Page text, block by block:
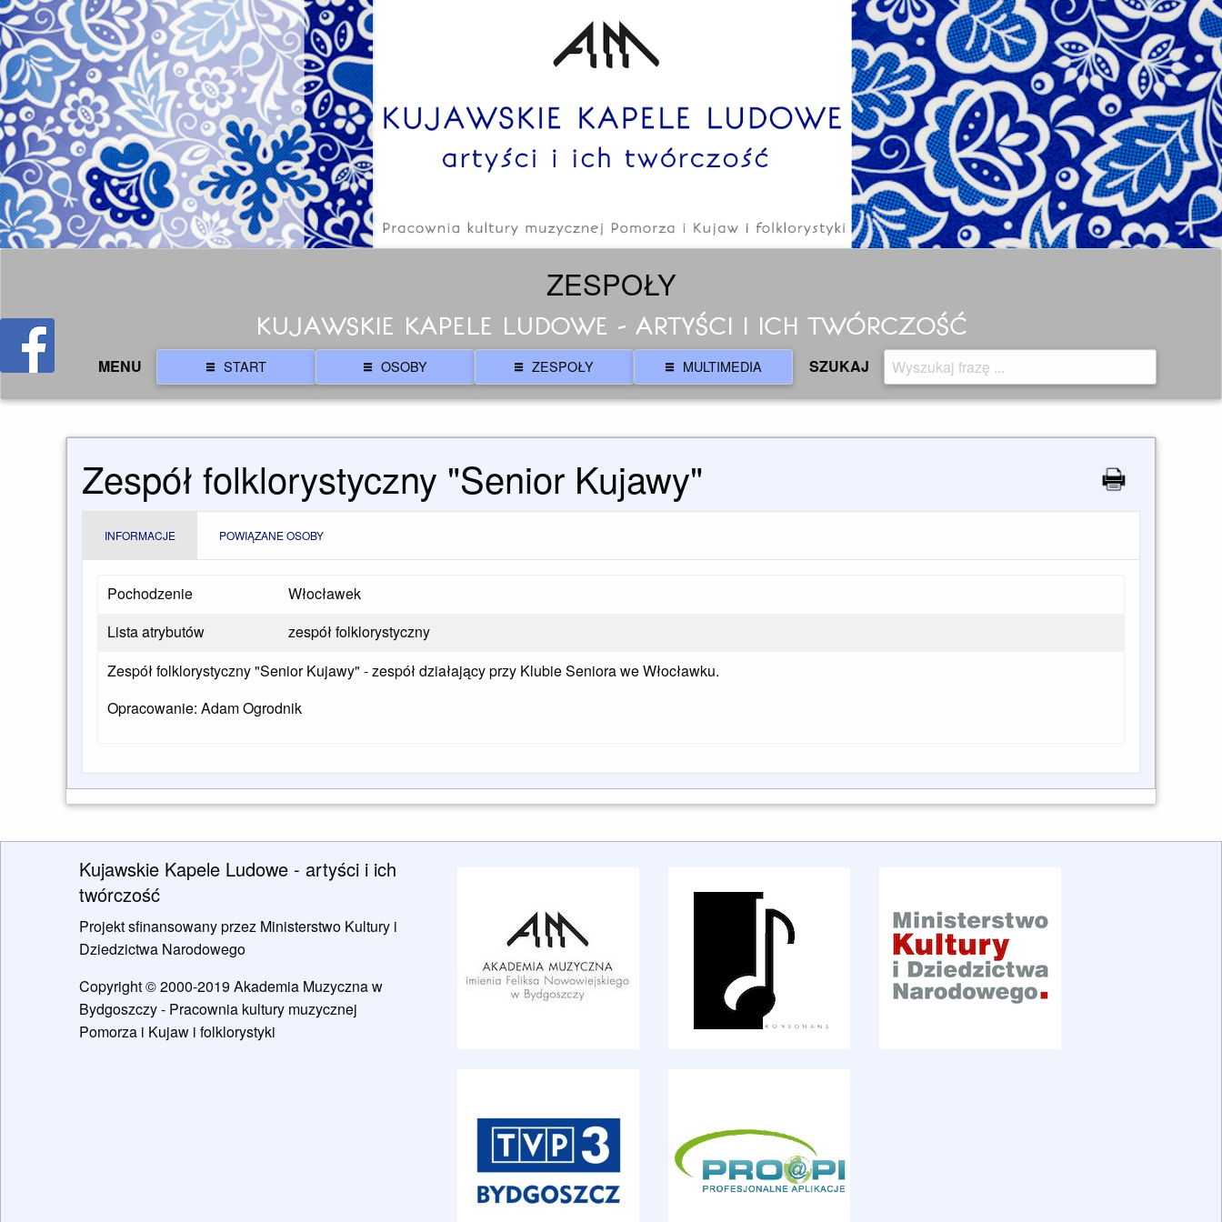
ZESPOŁY
KUJAWSKIE KAPELE LUDOWE - ARTYŚCI I ICH TWÓRCZOŚĆ
MENU START OSOBY ZESPOŁY MULTIMEDIA SZUKAJ
Zespół folklorystyczny "Senior Kujawy"
INFORMACJE POWIĄZANE OSOBY
Pochodzenie
Włocławek
Lista atrybutów
zespół folklorystyczny
Zespół folklorystyczny "Senior Kujawy" - zespół działający przy Klubie Seniora we Włocławku.
Opracowanie: Adam Ogrodnik
Kujawskie Kapele Ludowe - artyści i ich
twórczość
Projekt sfinansowany przez Ministerstwo Kultury i
Dziedzictwa Narodowego
Copyright © 2000-2019 Akademia Muzyczna w
Bydgoszczy - Pracownia kultury muzycznej
Pomorza i Kujaw i folklorystyki